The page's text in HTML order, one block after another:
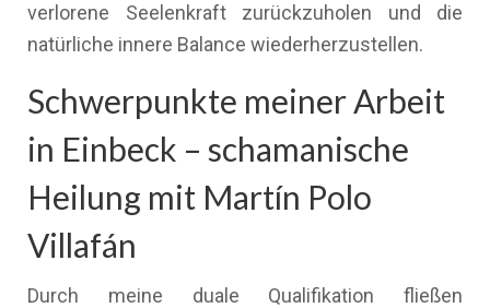
verlorene Seelenkraft zurückzuholen und die
natürliche innere Balance wiederherzustellen.
Schwerpunkte meiner Arbeit
in Einbeck – schamanische
Heilung mit Martín Polo
Villafán
Durch meine duale Qualifikation fließen